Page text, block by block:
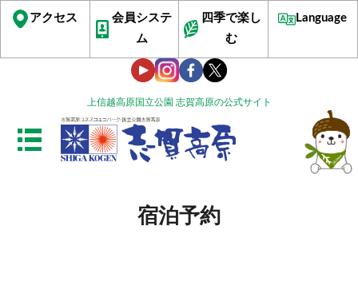
上信越高原国立公園 志賀高原の公式サイト
アクセス
会員システ
ム
四季で楽し
む
Language
宿泊予約